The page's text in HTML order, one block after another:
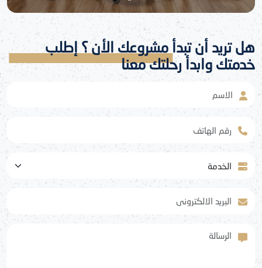
هل تريد أن تبدأ مشروعك الأن ؟ إطلب
خدمتك وابدأ رحلتك معنا
الخدمة
البريد الالكتروني
الرسالة